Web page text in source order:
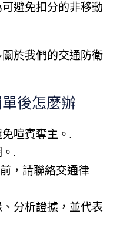
避免扣分的非移動
於我們的交通防衛
後怎麼辦
喧賓奪主。.
.
，請聯絡交通律
分析證據，並代表